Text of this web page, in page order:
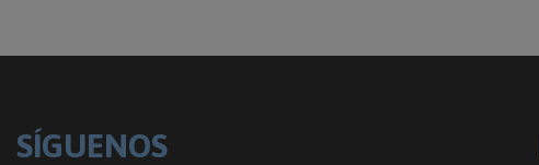
SÍGUENOS